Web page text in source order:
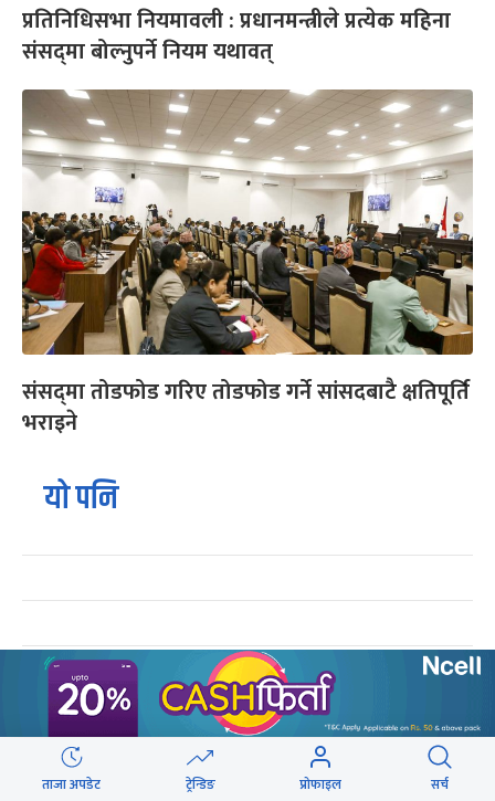
प्रतिनिधिसभा नियमावली : प्रधानमन्त्रीले प्रत्येक महिना
संसद्‌मा बोल्नुपर्ने नियम यथावत्
संसद्‍मा तोडफोड गरिए तोडफोड गर्ने सांसदबाटै क्षतिपूर्ति
भराइने
यो पनि
ट्रेन्डिङ
१
२५० रुपैयाँको सामान किनेका उपभोक्ताले जिते
१० लाखको बम्पर उपहार
ताजा अपडेट ट्रेन्डिङ प्रोफाइल सर्च